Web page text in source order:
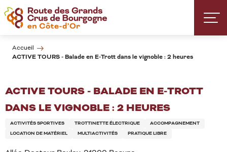
Aller
au
contenu
Accueil
ACTIVE TOURS - Balade en E-Trott dans le vignoble : 2 heures
ACTIVE TOURS - BALADE EN E-TROTT
DANS LE VIGNOBLE : 2 HEURES
ACTIVITÉS SPORTIVES TROTTINETTE ÉLECTRIQUE
ACCOMPAGNEMENT
LOCATION DE MATÉRIEL
MULTIACTIVITÉS PRATIQUE LIBRE